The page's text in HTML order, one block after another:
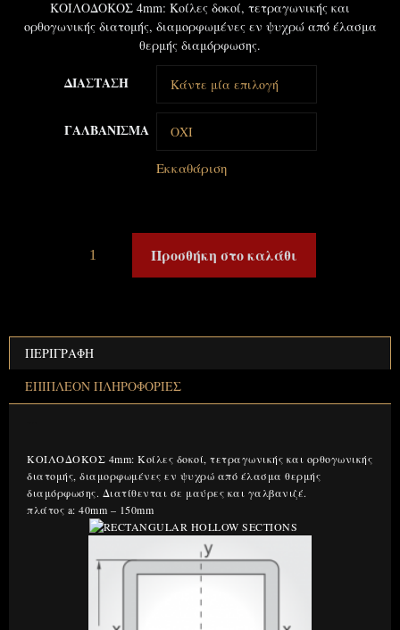
ΚΟΙΛΟΔΟΚΟΣ 4mm: Κοίλες δοκοί, τετραγωνικής και
ορθογωνικής διατομής, διαμορφωμένες εν ψυχρώ από έλασμα
θερμής διαμόρφωσης.
ΔΙΑΣΤΑΣΗ
ΓΑΛΒΑΝΙΣΜΑ
Εκκαθάριση
Προσθήκη στο καλάθι
ΠΕΡΙΓΡΑΦΉ
ΕΠΙΠΛΈΟΝ ΠΛΗΡΟΦΟΡΊΕΣ
ΚΟΙΛΟΔΟΚΟΣ 4mm: Κοίλες δοκοί, τετραγωνικής και ορθογωνικής
διατομής, διαμορφωμένες εν ψυχρώ από έλασμα θερμής
διαμόρφωσης. Διατίθενται σε μαύρες και γαλβανιζέ.
πλάτος a: 40mm – 150mm